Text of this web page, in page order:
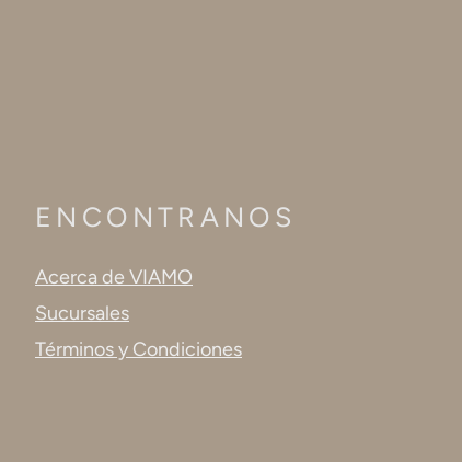
ENCONTRANOS
Acerca de VIAMO
Sucursales
Términos y Condiciones